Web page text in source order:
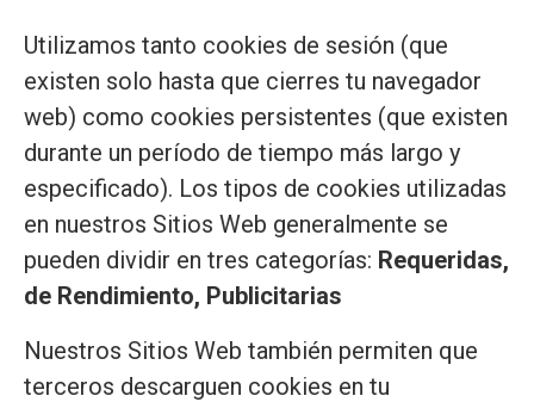
Utilizamos tanto cookies de sesión (que
existen solo hasta que cierres tu navegador
web) como cookies persistentes (que existen
durante un período de tiempo más largo y
especificado). Los tipos de cookies utilizadas
en nuestros Sitios Web generalmente se
pueden dividir en tres categorías: Requeridas,
de Rendimiento, Publicitarias
Nuestros Sitios Web también permiten que
terceros descarguen cookies en tu